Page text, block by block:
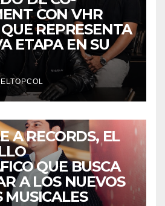
CON VHR
REPRESENTA
ETAPA EN SU
ELTOPCOL
A RECORDS, EL
QUE BUSCA
A LOS NUEVOS
MUSICALES